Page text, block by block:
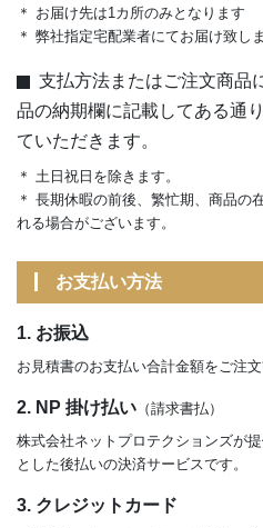
＊ お届け先は1カ所のみとなります
＊ 弊社指定宅配業者にてお届け致し
支払方法またはご注文商品
品の納期欄に記載してある通
ていただきます。
＊ 土日祝日を除きます。
＊ 長期休暇の前後、繁忙期、商品の
れる場合がございます。
お支払い方法
1. お振込
お見積書のお支払い合計金額をご注
2. NP 掛け払い （請求書払）
株式会社ネットプロテクションズが
とした後払いの決済サービスです。
3. クレジットカード